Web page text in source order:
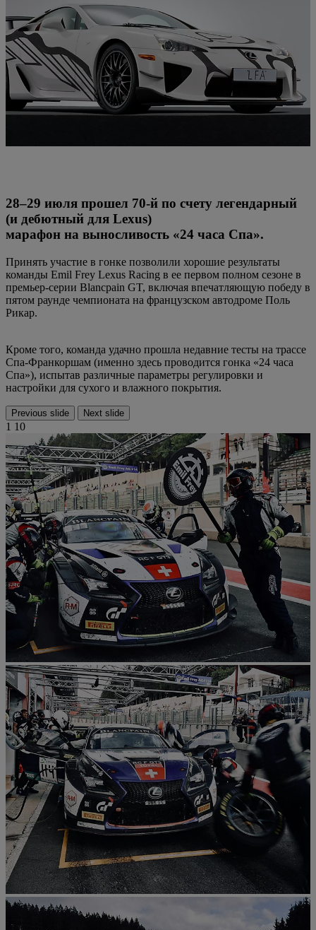
28–29 июля прошел 70-й по счету легендарный
(и дебютный для Lexus)
марафон на выносливость «24 часа Спа».
Принять участие в гонке позволили хорошие результаты
команды Emil Frey Lexus Racing в ее первом полном сезоне в
премьер-серии Blancpain GT, включая впечатляющую победу в
пятом раунде чемпионата на французском автодроме Поль
Рикар.
Кроме того, команда удачно прошла недавние тесты на трассе
Спа-Франкоршам (именно здесь проводится гонка «24 часа
Спа»), испытав различные параметры регулировки и
настройки для сухого и влажного покрытия.
Previous slide Next slide
1 10